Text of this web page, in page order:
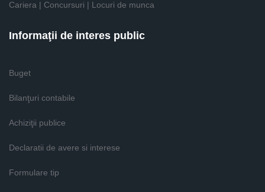
Cariera | Concursuri | Locuri de munca
Informaţii de interes public
Buget
Bilanţuri contabile
Achiziţii publice
Declaratii de avere si interese
Formulare tip